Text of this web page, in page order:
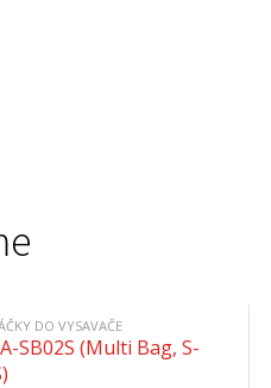
DO VYSAVAČE
SB02S (Multi Bag, S-